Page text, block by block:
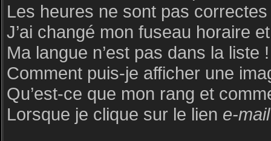
Les heures ne sont pas correctes
J’ai changé mon fuseau horaire
Ma langue n’est pas dans la liste !
Comment puis-je afficher une
Qu’est-ce que mon rang et
Lorsque je clique sur le lien e-mail